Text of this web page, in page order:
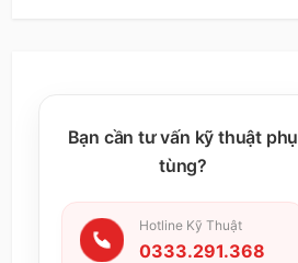
Bạn cần tư vấn kỹ thuật phụ
tùng?
Hotline Kỹ Thuật
0333.291.368